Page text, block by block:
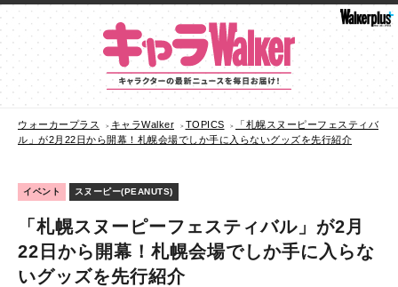
ウォーカープラス キャラWalker TOPICS
「札幌スヌーピーフェスティバ
ル」が2月22日から開幕！札幌会場でしか手に入らないグッズを先行紹介
イベント スヌーピー(PEANUTS)
「札幌スヌーピーフェスティバル」が2月
22日から開幕！札幌会場でしか手に入らな
いグッズを先行紹介